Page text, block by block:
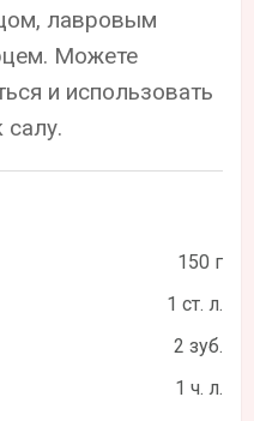
лавровым
Можете
и использовать
салу.
150 г
1 ст. л.
2 зуб.
1 ч. л.